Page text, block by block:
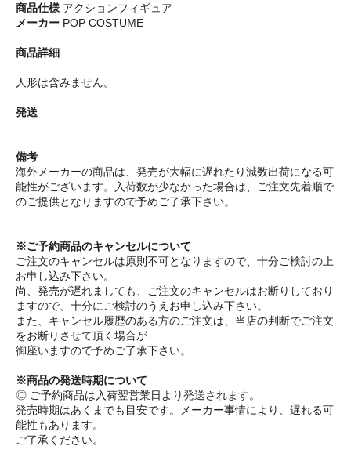
商品仕様 アクションフィギュア
メーカー POP COSTUME
商品詳細
人形は含みません。
発送
備考
海外メーカーの商品は、発売が大幅に遅れたり減数出荷になる可
能性がございます。入荷数が少なかった場合は、ご注文先着順で
のご提供となりますので予めご了承下さい。
※ご予約商品のキャンセルについて
ご注文のキャンセルは原則不可となりますので、十分ご検討の上
お申し込み下さい。
尚、発売が遅れましても、ご注文のキャンセルはお断りしており
ますので、十分にご検討のうえお申し込み下さい。
また、キャンセル履歴のある方のご注文は、当店の判断でご注文
をお断りさせて頂く場合が
御座いますので予めご了承下さい。
※商品の発送時期について
◎ ご予約商品は入荷翌営業日より発送されます。
発売時期はあくまでも目安です。メーカー事情により、遅れる可
能性もあります。
ご了承ください。